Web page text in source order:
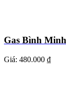
Gas Bình
Giá: 480.000 ₫